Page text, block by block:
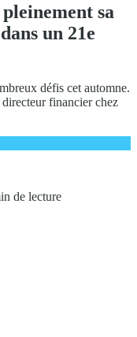
sa
un 21e
défis cet automne.
financier chez
de lecture